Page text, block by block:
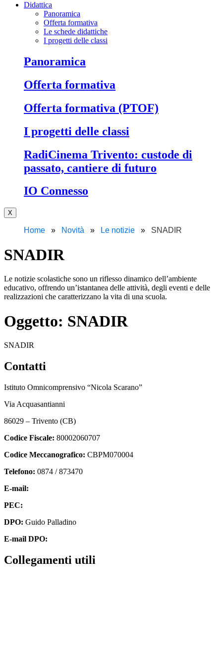
Didattica
Panoramica
Offerta formativa
Le schede didattiche
I progetti delle classi
Panoramica
Offerta formativa
Offerta formativa (PTOF)
I progetti delle classi
RadiCinema Trivento: custode di
passato, cantiere di futuro
IO Connesso
X
Home Novità Le notizie SNADIR
SNADIR
Le notizie scolastiche sono un riflesso dinamico dell’ambiente
educativo, offrendo un’istantanea delle attività, degli eventi e delle
realizzazioni che caratterizzano la vita di una scuola.
Oggetto: SNADIR
SNADIR
Contatti
Istituto Omnicomprensivo “Nicola Scarano”
Via Acquasantianni
86029 – Trivento (CB)
Codice Fiscale: 80002060707
Codice Meccanografico: CBPM070004
Telefono: 0874 / 873470
E-mail:
PEC:
DPO: Guido Palladino
E-mail DPO:
Collegamenti utili